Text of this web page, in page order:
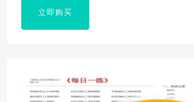
立即购买